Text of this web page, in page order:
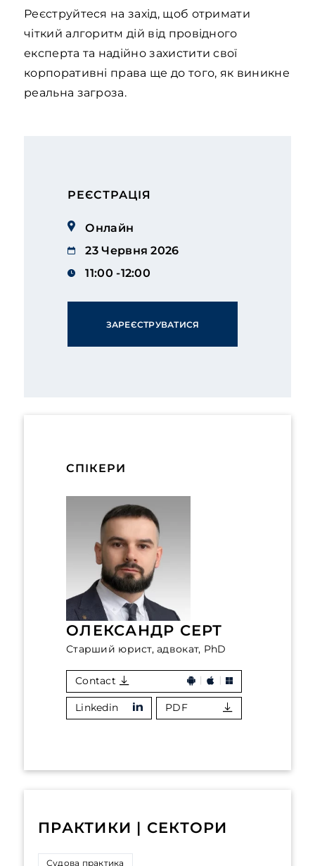
Реєструйтеся на захід, щоб отримати
чіткий алгоритм дій від провідного
експерта та надійно захистити свої
корпоративні права ще до того, як виникне
реальна загроза.
РЕЄСТРАЦІЯ
Онлайн
23 Червня 2026
11:00 -12:00
ЗАРЕЄСТРУВАТИСЯ
СПІКЕРИ
ОЛЕКСАНДР СЕРТ
Старший юрист, адвокат, PhD
Contact
Linkedin PDF
ПРАКТИКИ | СЕКТОРИ
Судова практика